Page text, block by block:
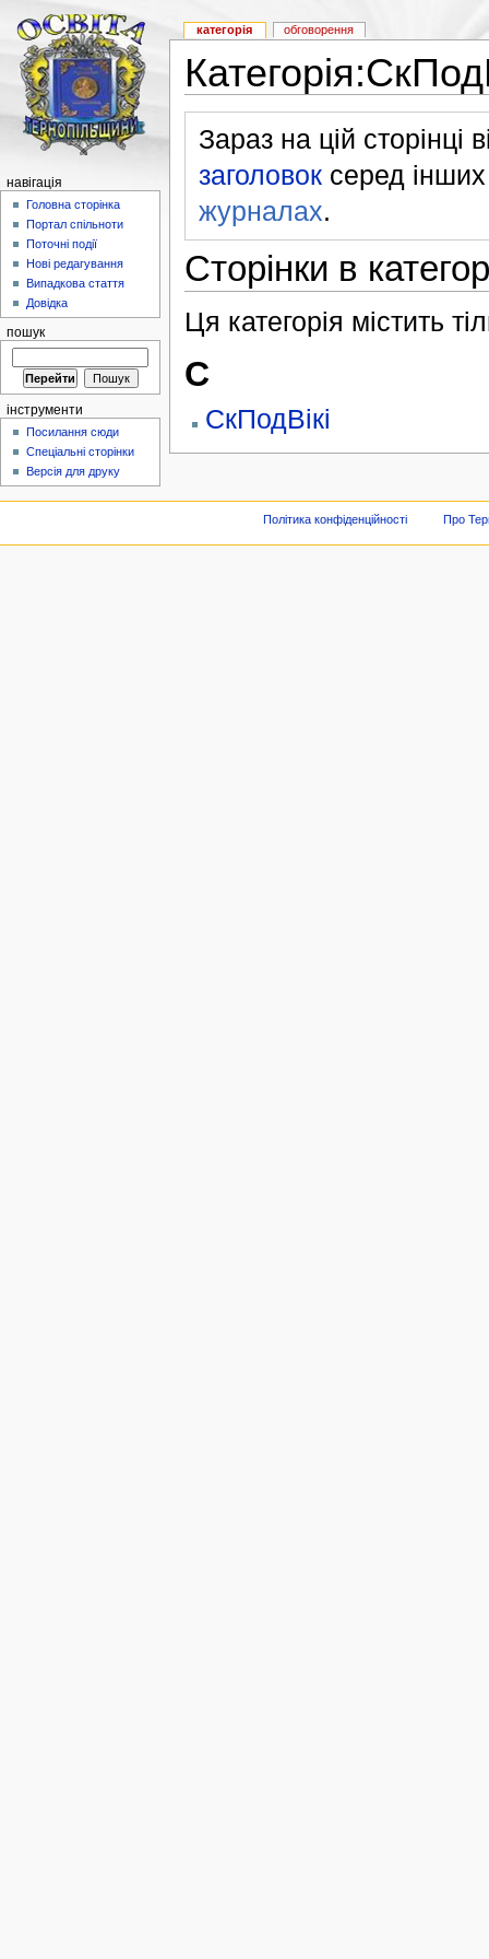
Зараз на цій сторінці
заголовок серед
журналах.
Сторінки в
Ця категорія містить
С
СкПодВікі
категорія обговорення
навігація
Головна сторінка
Портал спільноти
Поточні події
Нові редагування
Випадкова стаття
Довідка
пошук
інструменти
Посилання сюди
Спеціальні сторінки
Версія для друку
Політика конфіденційності Про